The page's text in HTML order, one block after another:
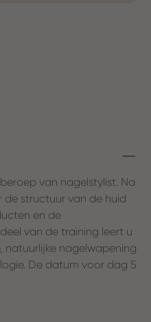
van nagelstylist. Na
de structuur van de huid
en de
van de training leert u
natuurlijke nagelwapening
De datum voor dag 5